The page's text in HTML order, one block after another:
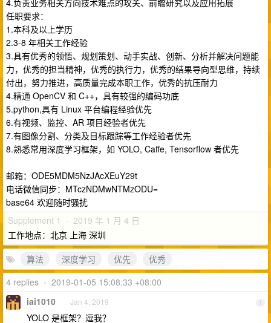
4.负责业务相关方向技术难点的攻关、前瞻研究以及应用拓展
任职要求：
1.本科及以上学历
2.3-8 年相关工作经验
3.具有优秀的领悟、规划策划、动手实战、创新、分析并解决问题能
力，优秀的担当精神，优秀的执行力，优秀的结果导向型思维，持续
付出，努力推进，高质量完成本职工作，优秀的抗压耐力
4.精通 OpenCV 和 C++，具有较强的编码功底
5.python,具有 Linux 平台编程经验优先
6.有视频、监控、AR 项目经验者优先
7.有图像分割、分类及目标跟踪等工作经验者优先
8.熟悉常用深度学习框架，如 YOLO, Caffe, Tensorflow 者优先
邮箱：ODE5MDM5NzJAcXEuY29t
电话微信同步：MTczNDMwNTMzODU=
base64 欢迎随时骚扰
Supplement 1 · 2019 年 1 月 4 日
工作地点：北京 上海 深圳
算法
深度学习 优先
优秀
4 replies • 2019-01-05 15:08:33 +08:00
1
iai1010 Jan 4, 2019
YOLO 是框架？逗我？